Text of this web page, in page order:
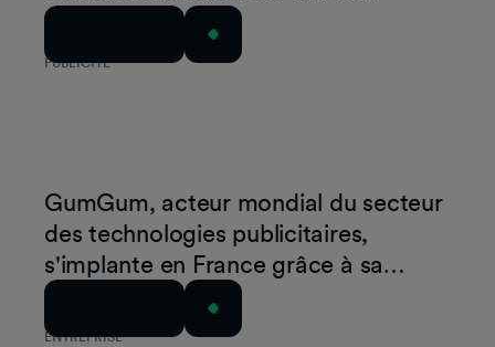
PUBLICITÉ
GumGum
ENTREPRISE
GumGum, acteur mondial du secteur
des technologies publicitaires,
s'implante en France grâce à sa
Mindset Graph™ innovante Mindset
Graph™